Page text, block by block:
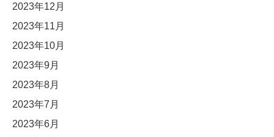
2023年12月
2023年11月
2023年10月
2023年9月
2023年8月
2023年7月
2023年6月